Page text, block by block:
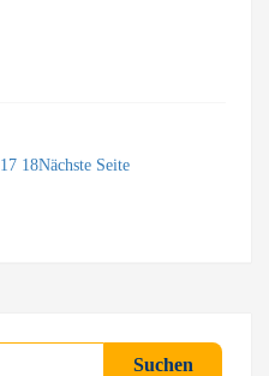
17 18Nächste Seite
Suchen